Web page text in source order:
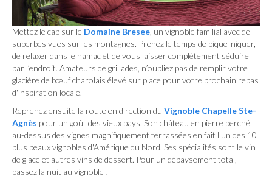
Mettez le cap sur le Domaine Bresee , un vignoble familial avec de
superbes vues sur les montagnes. Prenez le temps de pique-niquer,
de relaxer dans le hamac et de vous laisser complètement séduire
par l’endroit. Amateurs de grillades, n’oubliez pas de remplir votre
glacière de bœuf charolais élevé sur place pour votre prochain repas
d'inspiration locale.
Reprenez ensuite la route en direction du Vignoble Chapelle Ste-
Agnès pour un goût des vieux pays. Son château en pierre perché
au-dessus des vignes magnifiquement terrassées en fait l'un des 10
plus beaux vignobles d'Amérique du Nord. Ses spécialités sont le vin
de glace et autres vins de dessert. Pour un dépaysement total,
passez la nuit au vignoble !